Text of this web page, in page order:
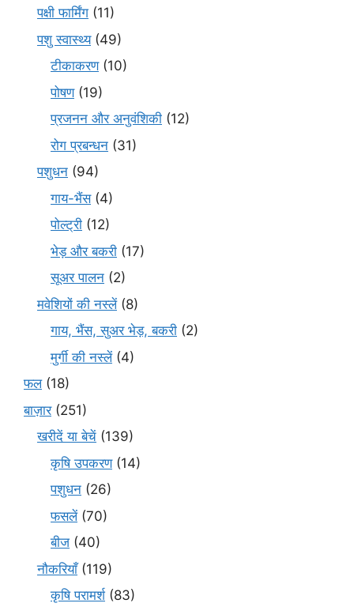
पक्षी फार्मिंग (11)
पशु स्वास्थ्य(49)
टीकाकरण(10)
पोषण(19)
प्रजनन और अनुवंशिकी (12)
रोग प्रबन्धन (31)
पशुधन (94)
गाय-भैंस(4)
पोल्ट्री (12)
भेड़ और बकरी (17)
सूअर पालन (2)
मवेशियों की नस्लें(8)
गाय, भैंस, सुअर भेड़, बकरी (2)
मुर्गी की नस्लें(4)
फल(18)
बाज़ार(251)
खरीदें या बेचें (139)
कृषि उपकरण(14)
पशुधन (26)
फसलें(70)
बीज (40)
नौकरियाँ(119)
कृषि परामर्श(83)